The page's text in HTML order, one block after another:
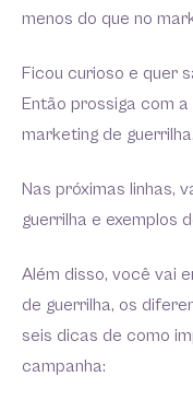
menos do que no
Ficou curioso e quer
Então prossiga com
marketing de guerrilha.
Nas próximas linhas,
guerrilha e exemplos
Além disso, você vai
de guerrilha, os
seis dicas de como
campanha: